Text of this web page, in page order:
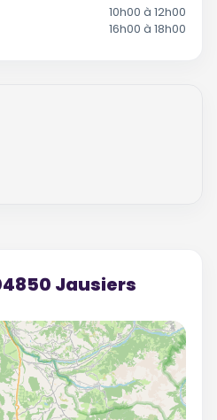
10h00 à 12h00
16h00 à 18h00
Jausiers